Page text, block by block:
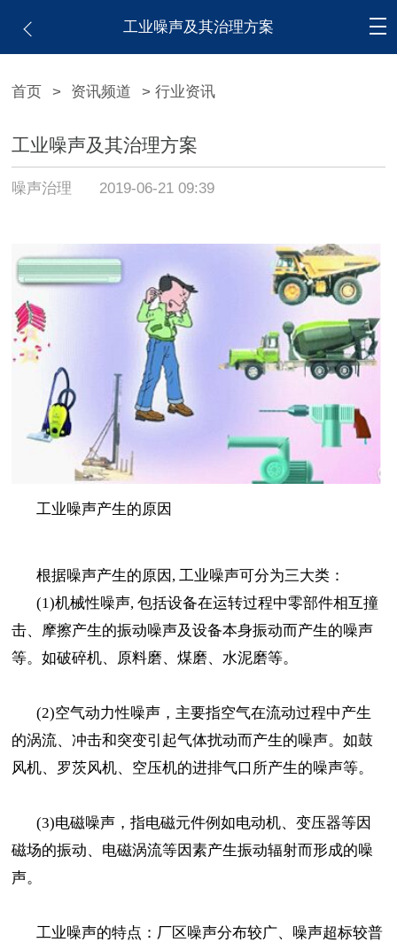
工业噪声及其治理方案
首页 > 资讯频道 > 行业资讯
工业噪声及其治理方案
噪声治理 2019-06-21 09:39
工业噪声产生的原因
根据噪声产生的原因, 工业噪声可分为三大类：
(1)机械性噪声, 包括设备在运转过程中零部件相互撞
击、摩擦产生的振动噪声及设备本身振动而产生的噪声
等。如破碎机、原料磨、煤磨、水泥磨等。
(2)空气动力性噪声，主要指空气在流动过程中产生
的涡流、冲击和突变引起气体扰动而产生的噪声。如鼓
风机、罗茨风机、空压机的进排气口所产生的噪声等。
(3)电磁噪声，指电磁元件例如电动机、变压器等因
磁场的振动、电磁涡流等因素产生振动辐射而形成的噪
声。
工业噪声的特点：厂区噪声分布较广、噪声超标较普